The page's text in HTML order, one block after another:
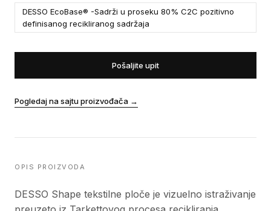
DESSO EcoBase® -Sadrži u proseku 80% C2C pozitivno
definisanog recikliranog sadržaja
Pošaljite upit
Pogledaj na sajtu proizvođača →
OPIS PROIZVODA
DESSO Shape tekstilne ploče je vizuelno istraživanje